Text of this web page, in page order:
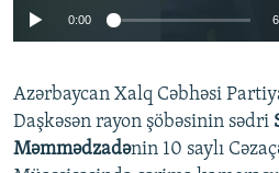
Auto 240p
0:00
Azərbaycan Xalq Cəbhəsi
Daşkəsən rayon şöbəsinin sədri
Məmmədzadənin 10 saylı